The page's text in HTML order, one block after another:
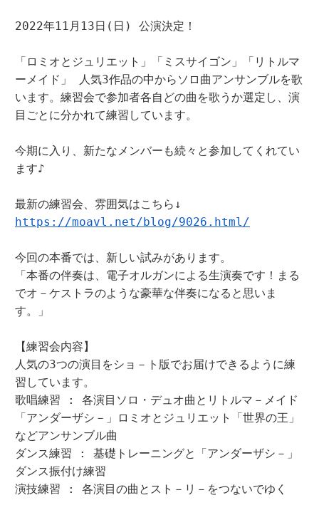
2022年11月13日(日) 公演決定！
「ロミオとジュリエット」「ミスサイゴン」「リトルマ
ーメイド」 人気3作品の中からソロ曲アンサンブルを歌
います。練習会で参加者各自どの曲を歌うか選定し、演
目ごとに分かれて練習しています。
今期に入り、新たなメンバーも続々と参加してくれてい
ます♪
https://moavl.net/blog/9026.html/
今回の本番では、新しい試みがあります。
「本番の伴奏は、電子オルガンによる生演奏です！まる
でオ－ケストラのような豪華な伴奏になると思いま
す。」
【練習会内容】
人気の3つの演目をショ－ト版でお届けできるように練
習しています。
歌唱練習 : 各演目ソロ・デュオ曲とリトルマ－メイド
「アンダーザシ－」ロミオとジュリエット「世界の王」
などアンサンブル曲
ダンス練習 : 基礎トレーニングと「アンダーザシ－」
ダンス振付け練習
演技練習 : 各演目の曲とスト－リ－をつないでゆく